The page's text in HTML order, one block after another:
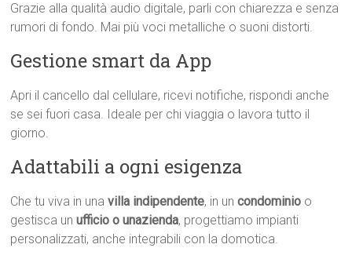
Grazie alla qualità audio digitale, parli con chiarezza e senza
rumori di fondo. Mai più voci metalliche o suoni distorti.
Gestione smart da App
Apri il cancello dal cellulare, ricevi notifiche, rispondi anche
se sei fuori casa. Ideale per chi viaggia o lavora tutto il
giorno.
Adattabili a ogni esigenza
Che tu viva in unavilla indipendente, in uncondominio o
gestisca unufficio o unazienda, progettiamo impianti
personalizzati, anche integrabili con la domotica.